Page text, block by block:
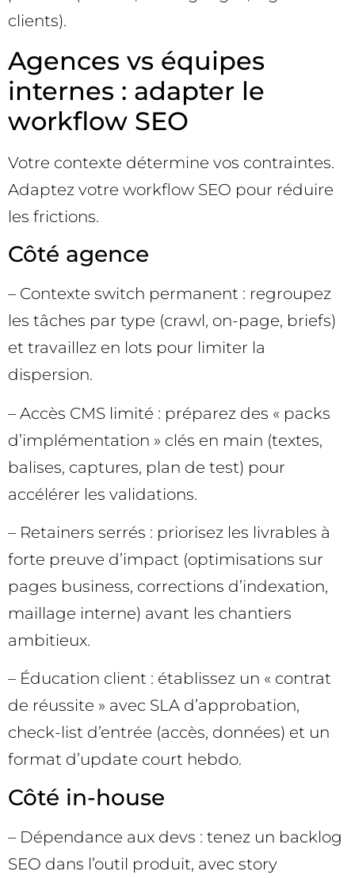
clients).
Agences vs équipes
internes : adapter le
workflow SEO
Votre contexte détermine vos contraintes.
Adaptez votre workflow SEO pour réduire
les frictions.
Côté agence
– Contexte switch permanent : regroupez
les tâches par type (crawl, on-page, briefs)
et travaillez en lots pour limiter la
dispersion.
– Accès CMS limité : préparez des « packs
d’implémentation » clés en main (textes,
balises, captures, plan de test) pour
accélérer les validations.
– Retainers serrés : priorisez les livrables à
forte preuve d’impact (optimisations sur
pages business, corrections d’indexation,
maillage interne) avant les chantiers
ambitieux.
– Éducation client : établissez un « contrat
de réussite » avec SLA d’approbation,
check-list d’entrée (accès, données) et un
format d’update court hebdo.
Côté in-house
– Dépendance aux devs : tenez un backlog
SEO dans l’outil produit, avec story